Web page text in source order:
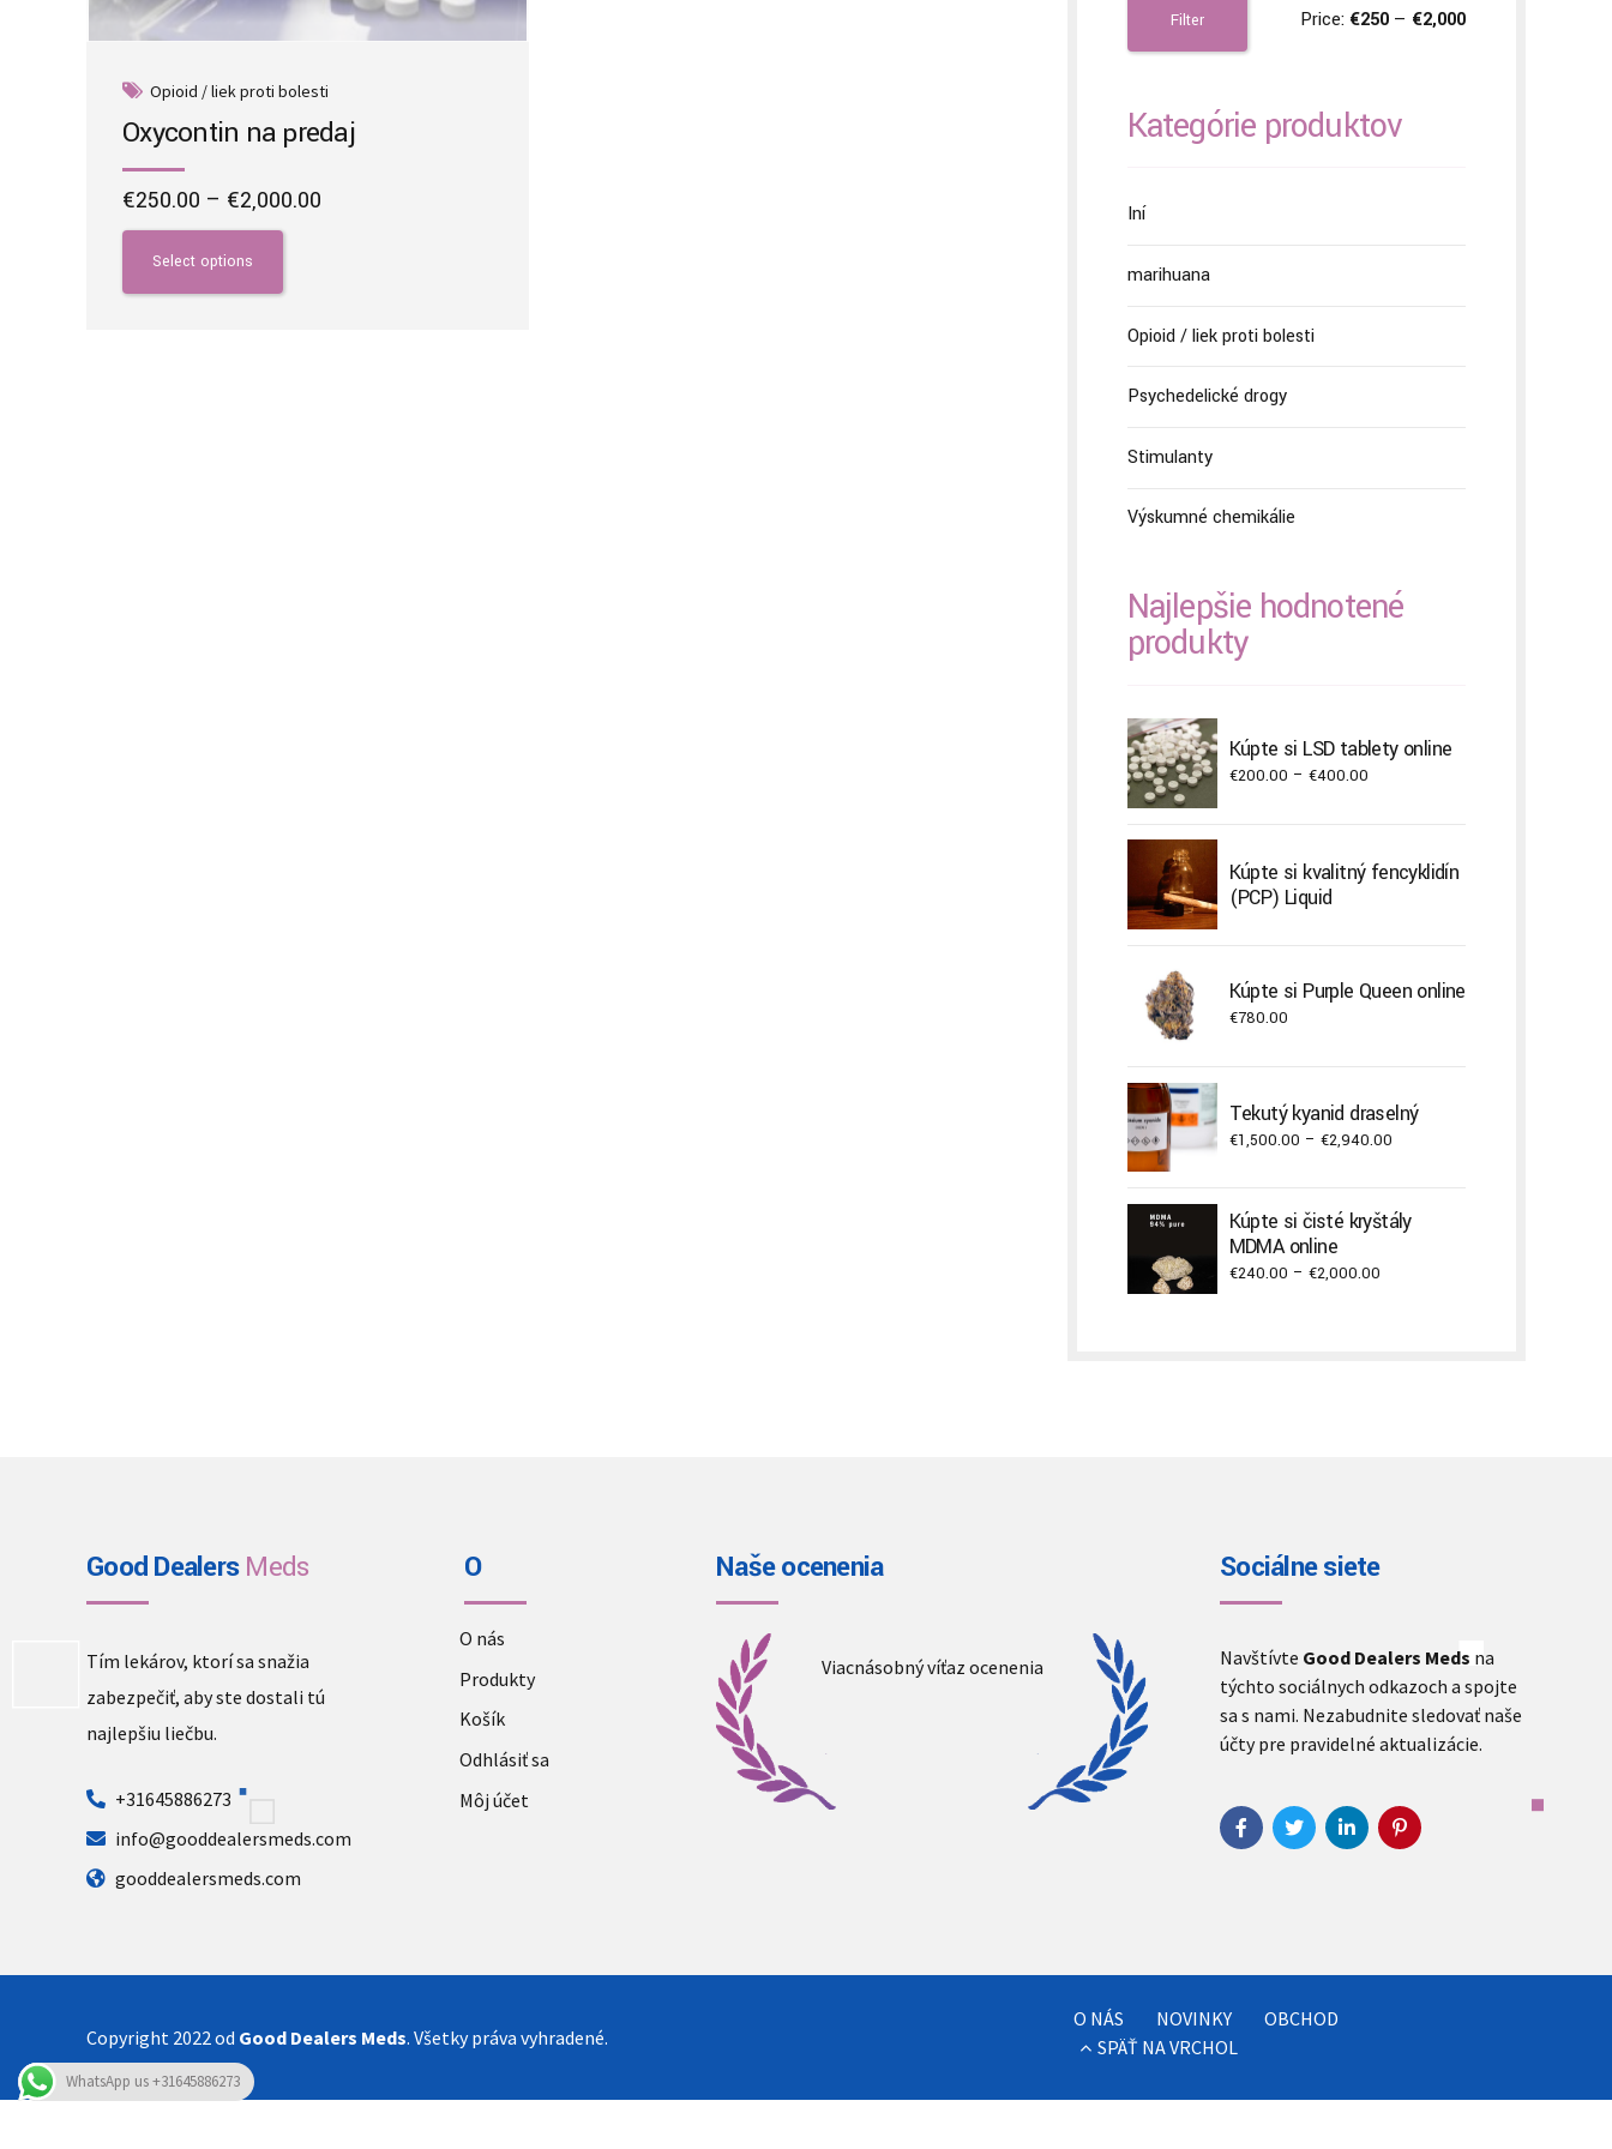
Opioid / liek proti bolesti
Oxycontin na predaj
€250.00 – €2,000.00
Select options
This
product
has
Filter Price: €250 — €2,000
Kategórie produktov
Iní
marihuana
Opioid / liek proti bolesti
Psychedelické drogy
Stimulanty
Výskumné chemikálie
Najlepšie hodnotené
produkty
Kúpte si LSD tablety online
€200.00 – €400.00Price
through
€400.00
Kúpte si kvalitný fencyklidín
(PCP) Liquid
Kúpte si Purple Queen online
€780.00
Tekutý kyanid draselný
€1,500.00 – €2,940.00Price
through
Kúpte si čisté kryštály
MDMA online
€240.00 – €2,000.00Price
Good DealersMeds
Tím lekárov, ktorí sa snažia
zabezpečiť, aby ste dostali tú
najlepšiu liečbu.
+31645886273
info@gooddealersmeds.com
gooddealersmeds.com
O
O nás
Produkty
Košík
Odhlásiť sa
Môj účet
Naše ocenenia
Viacnásobný víťaz ocenenia
Sociálne siete
Navštívte Good Dealers Meds na
týchto sociálnych odkazoch a spojte
sa s nami. Nezabudnite sledovať naše
účty pre pravidelné aktualizácie.
Copyright 2022 od Good Dealers Meds. Všetky práva vyhradené.
O NÁS NOVINKY
OBCHOD
SPÄŤ NA VRCHOL
WhatsApp us +31645886273